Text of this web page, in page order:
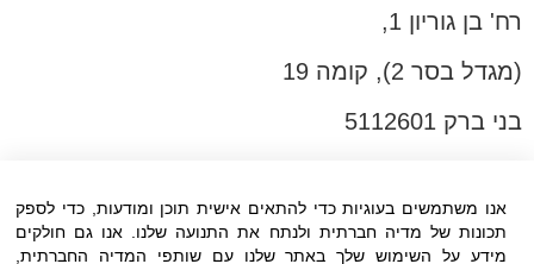
רח' בן גוריון 1,
(מגדל בסר 2), קומה 19
בני ברק 5112601
פקס:03-6005531
דוא"ל: office@dwo.co.il
אנו משתמשים בעוגיות כדי להתאים אישית תוכן ומודעות, כדי לספק
תכונות של מדיה חברתית ולנתח את התנועה שלנו. אנו גם חולקים
מידע על השימוש שלך באתר שלנו עם שותפי המדיה החברתית,